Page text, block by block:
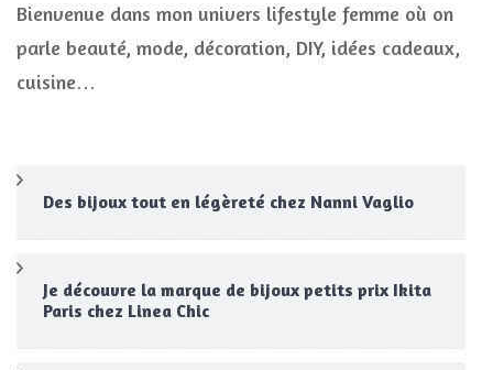
Bienvenue dans mon univers lifestyle femme où on
parle beauté, mode, décoration, DIY, idées cadeaux,
cuisine…
Des bijoux tout en légèreté chez Nanni Vaglio
Je découvre la marque de bijoux petits prix Ikita
Paris chez Linea Chic